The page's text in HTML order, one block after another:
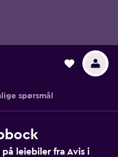
spørsmål
leiebiler fra Avis i